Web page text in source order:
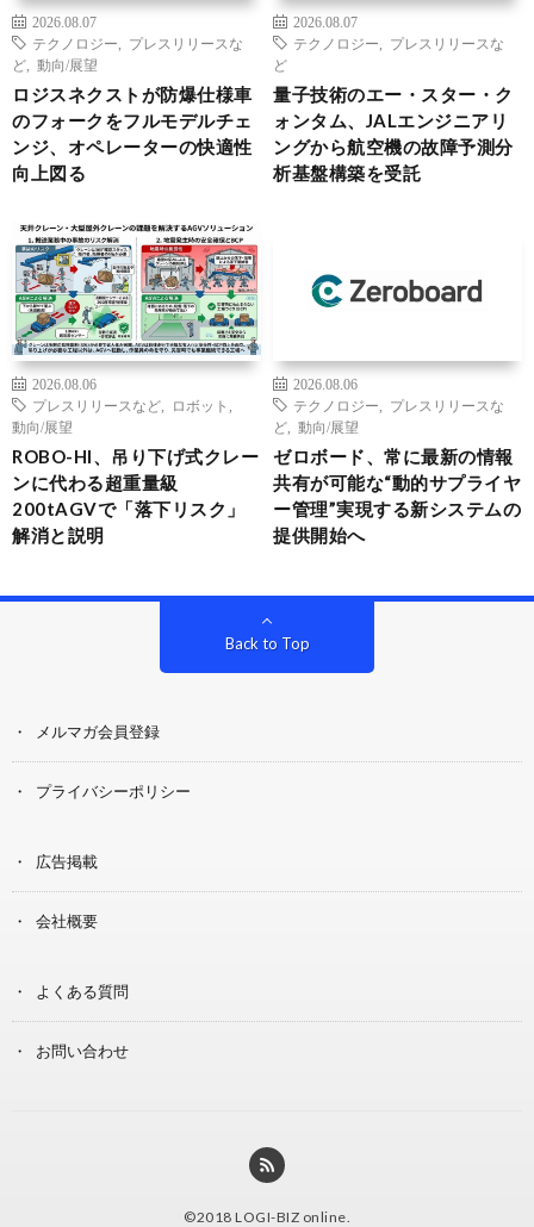
2026.08.07
テクノロジー
プレスリリースな
ど
動向/展望
ロジスネクストが防爆仕様車
のフォークをフルモデルチェ
ンジ、オペレーターの快適性
向上図る
2026.08.07
テクノロジー
プレスリリースな
ど
量子技術のエー・スター・ク
ォンタム、JALエンジニアリ
ングから航空機の故障予測分
析基盤構築を受託
2026.08.06
プレスリリースなど
ロボット
動向/展望
ROBO-HI、吊り下げ式クレー
ンに代わる超重量級
200tAGVで「落下リスク」
解消と説明
2026.08.06
テクノロジー
プレスリリースな
ど
動向/展望
ゼロボード、常に最新の情報
共有が可能な“動的サプライヤ
ー管理”実現する新システムの
提供開始へ
Back to Top
メルマガ会員登録
プライバシーポリシー
広告掲載
会社概要
よくある質問
お問い合わせ
©2018 LOGI-BIZ online.